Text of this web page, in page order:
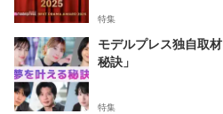
特集
モデルプレス独自取
秘訣」
特集